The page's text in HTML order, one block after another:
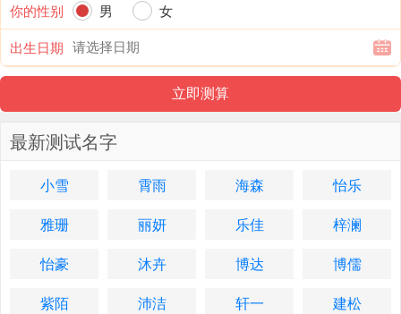
你的性别
男
女
出生日期
最新测试名字
小雪 霄雨 海森
怡乐
雅珊
丽妍 乐佳
梓澜
怡豪
沐卉 博达
博儒
紫陌
沛洁 轩一
建松